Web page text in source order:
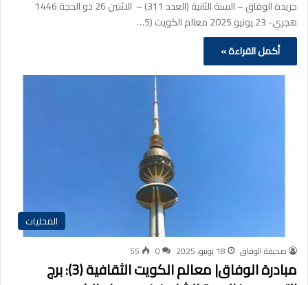
جريدة الوفاق – السنة الثانية (العدد 311) – الاثنين 26 ذو الحجة 1446
هجري- 23 يونيو 2025 معالم الكويت (5…
أكمل القراءة »
المحليات
صحيفة الوفاق 18 يونيو، 2025 0
55
مبادرة الوفاق| معالم الكويت الثقافية (3): برج